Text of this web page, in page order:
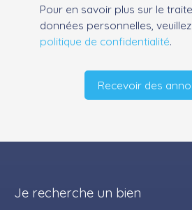
Pour en savoir plus sur le
données personnelles,
politique de confidentialité.
Recevoir des
Je recherche un bien